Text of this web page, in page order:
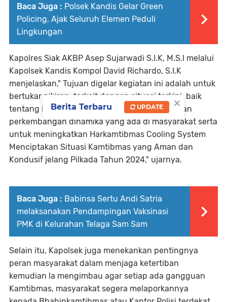
Baca Juga : Polsek Kandis Gelar Green
Policing, Ajak Seluruh Elemen Peduli
Lingkungan
Kapolres Siak AKBP Asep Sujarwadi S.I.K, M.S.I melalui
Kapolsek Kandis Kompol David Richardo, S.I.K
menjelaskan," Tujuan digelar kegiatan ini adalah untuk
bertukar pikiran, terkait dengan situasi terkini, baik
tentang Kamtibmas, masalah Sosial, Hukum dan
perkembangan dinamika yang ada di masyarakat serta
untuk meningkatkan Harkamtibmas Cooling System
Menciptakan Situasi Kamtibmas yang Aman dan
Kondusif jelang Pilkada Tahun 2024," ujarnya.
Baca Juga : Babinsa Sertu Andi Satria
melaksanakan Pendampingan Vaksinasi
PMK di Kelurahan Telaga Sam Sam
Selain itu, Kapolsek juga menekankan pentingnya
peran masyarakat dalam menjaga ketertiban
kemudian la mengimbau agar setiap ada gangguan
Kamtibmas, masyarakat segera melaporkannya
×
Berita Terbaru UPDATE